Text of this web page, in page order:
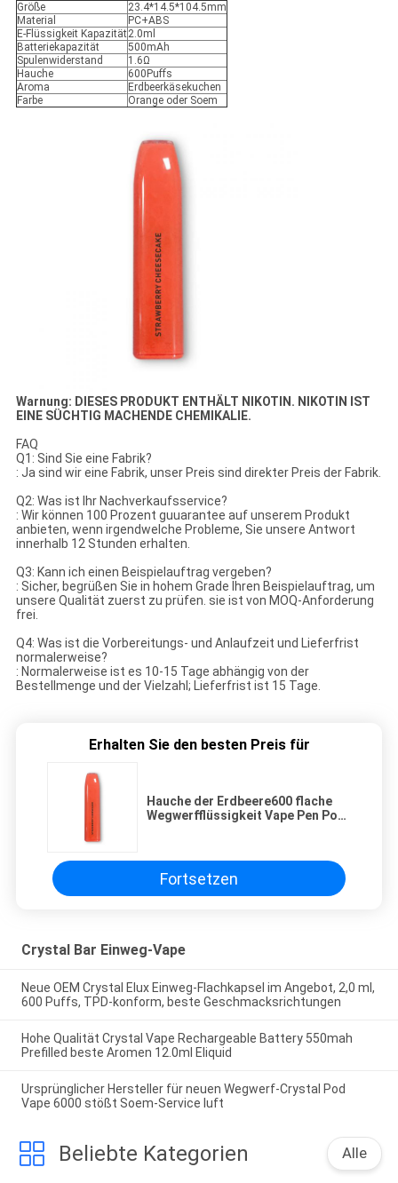
Größe
23.4*14.5*104.5mm
Material
PC+ABS
E-Flüssigkeit Kapazität2.0ml
Batteriekapazität
500mAh
Spulenwiderstand
1.6Ω
Hauche
600Puffs
Aroma
Erdbeerkäsekuchen
Farbe
Orange oder Soem
Warnung: DIESES PRODUKT ENTHÄLT NIKOTIN. NIKOTIN IST
EINE SÜCHTIG MACHENDE CHEMIKALIE.
FAQ
Q1: Sind Sie eine Fabrik?
: Ja sind wir eine Fabrik, unser Preis sind direkter Preis der Fabrik.
Q2: Was ist Ihr Nachverkaufsservice?
: Wir können 100 Prozent guuarantee auf unserem Produkt
anbieten, wenn irgendwelche Probleme, Sie unsere Antwort
innerhalb 12 Stunden erhalten.
Q3: Kann ich einen Beispielauftrag vergeben?
: Sicher, begrüßen Sie in hohem Grade Ihren Beispielauftrag, um
unsere Qualität zuerst zu prüfen. sie ist von MOQ-Anforderung
frei.
Q4: Was ist die Vorbereitungs- und Anlaufzeit und Lieferfrist
normalerweise?
: Normalerweise ist es 10-15 Tage abhängig von der
Bestellmenge und der Vielzahl; Lieferfrist ist 15 Tage.
Erhalten Sie den besten Preis für
Hauche der Erdbeere600 flache
Wegwerfflüssigkeit Vape Pen Pod
Fortsetzen
Crystal Bar Einweg-Vape
Neue OEM Crystal Elux Einweg-Flachkapsel im Angebot, 2,0 ml,
600 Puffs, TPD-konform, beste Geschmacksrichtungen
Hohe Qualität Crystal Vape Rechargeable Battery 550mah
Prefilled beste Aromen 12.0ml Eliquid
Ursprünglicher Hersteller für neuen Wegwerf-Crystal Pod
Vape 6000 stößt Soem-Service luft
Beliebte Kategorien Alle